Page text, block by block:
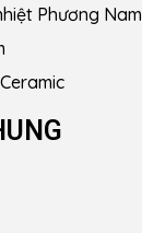
Phương Nam